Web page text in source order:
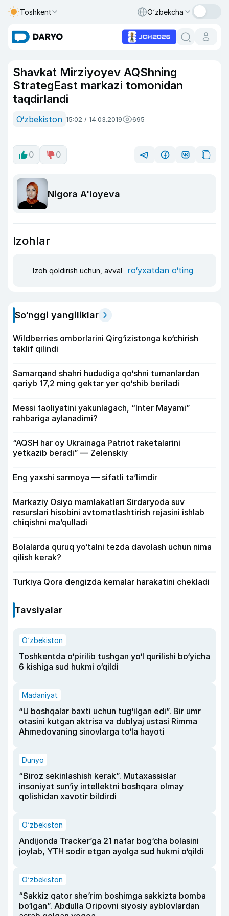
Toshkent O‘zbekcha
Shavkat Mirziyoyev AQShning
StrategEast markazi tomonidan
taqdirlandi
O‘zbekiston 15:02 / 14.03.2019 695
0 0
Nigora A'loyeva
Izohlar
Izoh qoldirish uchun, avval ro‘yxatdan o‘ting
So‘nggi yangiliklar
Wildberries omborlarini Qirg‘izistonga ko‘chirish
taklif qilindi
Samarqand shahri hududiga qo‘shni tumanlardan
qariyb 17,2 ming gektar yer qo‘shib beriladi
Messi faoliyatini yakunlagach, “Inter Mayami”
rahbariga aylanadimi?
“AQSH har oy Ukrainaga Patriot raketalarini
yetkazib beradi” — Zelenskiy
Eng yaxshi sarmoya — sifatli ta’limdir
Markaziy Osiyo mamlakatlari Sirdaryoda suv
resurslari hisobini avtomatlashtirish rejasini ishlab
chiqishni ma’qulladi
Bolalarda quruq yo‘talni tezda davolash uchun nima
qilish kerak?
Turkiya Qora dengizda kemalar harakatini chekladi
Tavsiyalar
O‘zbekiston
Toshkentda o‘pirilib tushgan yo‘l qurilishi bo‘yicha
6 kishiga sud hukmi o‘qildi
Madaniyat
“U boshqalar baxti uchun tug‘ilgan edi”. Bir umr
otasini kutgan aktrisa va dublyaj ustasi Rimma
Ahmedovaning sinovlarga to‘la hayoti
Dunyo
“Biroz sekinlashish kerak”. Mutaxassislar
insoniyat sun’iy intellektni boshqara olmay
qolishidan xavotir bildirdi
O‘zbekiston
Andijonda Tracker’ga 21 nafar bog‘cha bolasini
joylab, YTH sodir etgan ayolga sud hukmi o‘qildi
O‘zbekiston
“Sakkiz qator she’rim boshimga sakkizta bomba
bo‘lgan”. Abdulla Oripovni siyosiy ayblovlardan